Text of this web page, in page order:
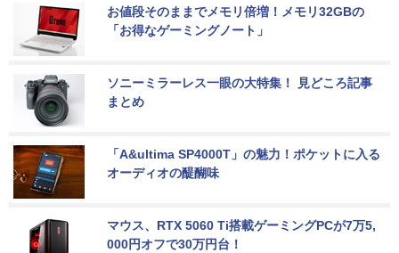
お値段そのままでメモリ倍増！メモリ32GBの
「お得なゲーミングノート」
ソニーミラーレス一眼の大特集！ 見どころ記事
まとめ
「A&ultima SP4000T」の魅力！ポケットに入る
オーディオの醍醐味
マウス、RTX 5060 Ti搭載ゲーミングPCが7万5,
000円オフで30万円台！